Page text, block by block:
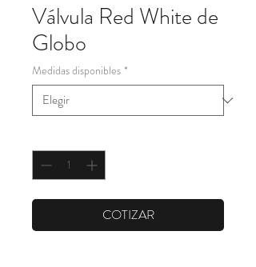
Válvula Red White de
Globo
Medidas disponibles *
COTIZAR